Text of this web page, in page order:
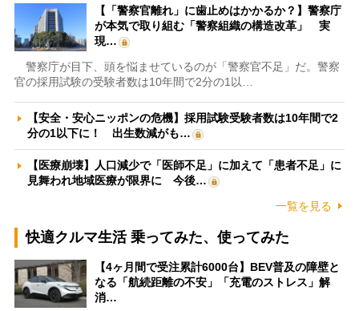
【「警察官離れ」に歯止めはかかるか？】警察庁
が本気で取り組む「警察組織の構造改革」 実
現…
警察庁が目下、頭を悩ませているのが「警察官不足」だ。警察
官の採用試験の受験者数は10年間で2分の1以…
【安全・安心ニッポンの危機】採用試験受験者数は10年間で2
分の1以下に！ 出生数減がも…
【医療崩壊】人口減少で「医師不足」に加えて「患者不足」に
見舞われ地域医療が限界に 今後…
一覧を見る
快適クルマ生活 乗ってみた、使ってみた
【4ヶ月間で受注累計6000台】BEV普及の障壁と
なる「航続距離の不安」「充電のストレス」解
消…